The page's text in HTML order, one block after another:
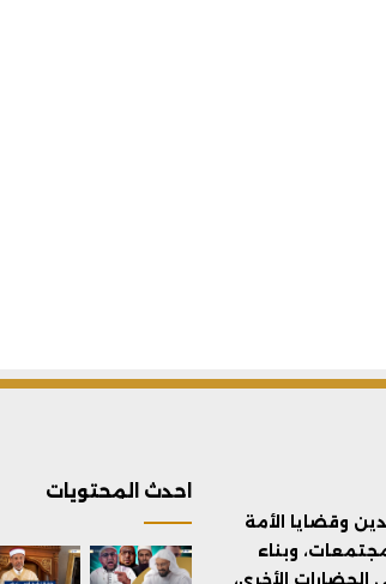
وقضايا الأمة
وبناء
الأخرى،
احدث المحتويات